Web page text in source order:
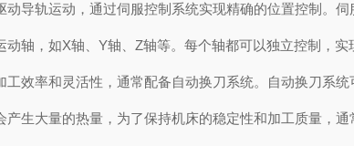
轨运动，通过伺服控制系统实现精确的位置控制。伺
，如X轴、Y轴、Z轴等。每个轴都可以独立控制，实
率和灵活性，通常配备自动换刀系统。自动换刀系统
大量的热量，为了保持机床的稳定性和加工质量，通